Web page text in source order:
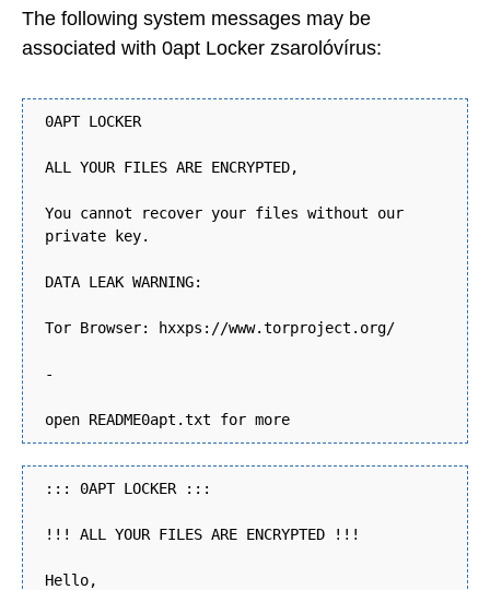
The following system messages may be
associated with 0apt Locker zsarolóvírus:
0APT LOCKER
ALL YOUR FILES ARE ENCRYPTED,
You cannot recover your files without our
private key.
DATA LEAK WARNING:
Tor Browser: hxxps://www.torproject.org/
-
open README0apt.txt for more
::: 0APT LOCKER :::
!!! ALL YOUR FILES ARE ENCRYPTED !!!
Hello,